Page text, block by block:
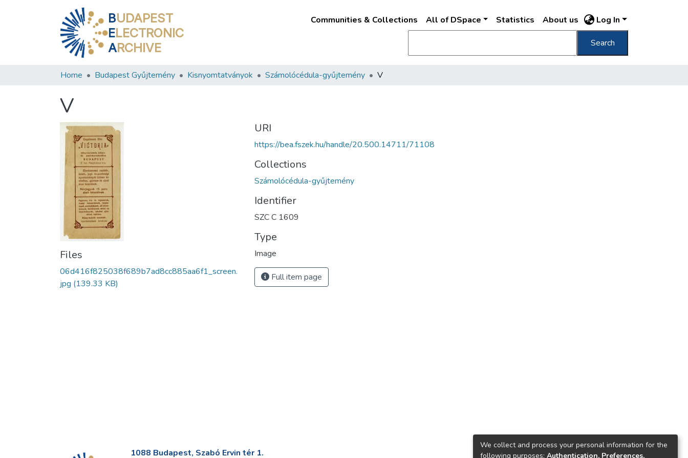
BUDAPEST
ELECTRONIC
ARCHIVE
Communities & Collections All of DSpace Statistics About us Log In
Search
Home Budapest Gyűjtemény Kisnyomtatványok Számolócédula-gyűjtemény V
V
Files
06d416f825038f689b7ad8cc885aa6f1_screen.
jpg (139.33 KB)
URI
https://bea.fszek.hu/handle/20.500.14711/71108
Collections
Számolócédula-gyűjtemény
Identifier
SZC C 1609
Type
Image
Full item page
1088 Budapest, Szabó Ervin tér 1.
We collect and process your personal information for the
following purposes: Authentication, Preferences,